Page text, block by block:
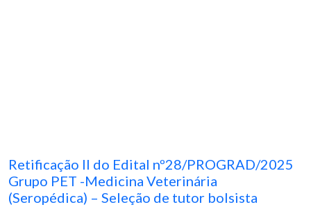
Retificação II do Edital nº28/PROGRAD/2025
Grupo PET -Medicina Veterinária
(Seropédica) – Seleção de tutor bolsista